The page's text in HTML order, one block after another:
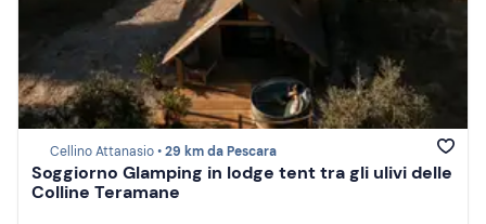
Cellino Attanasio •29 km da Pescara
Soggiorno Glamping in lodge tent tra gli ulivi delle
Colline Teramane